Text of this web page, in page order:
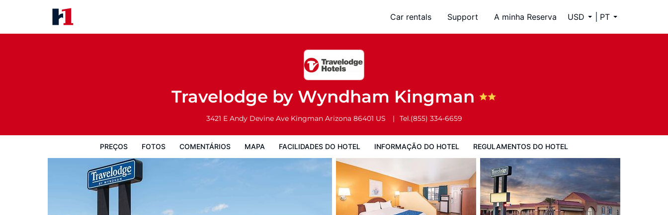
Car rentals Support A minha Reserva USD PT
Travelodge by Wyndham Kingman
3421 E Andy Devine Ave Kingman Arizona 86401 US Tel.(855) 334-6659
PREÇOS FOTOS COMENTÁRIOS MAPA FACILIDADES DO HOTEL INFORMAÇÃO DO HOTEL REGULAMENTOS DO HOTEL
Regulamentos do Hotel